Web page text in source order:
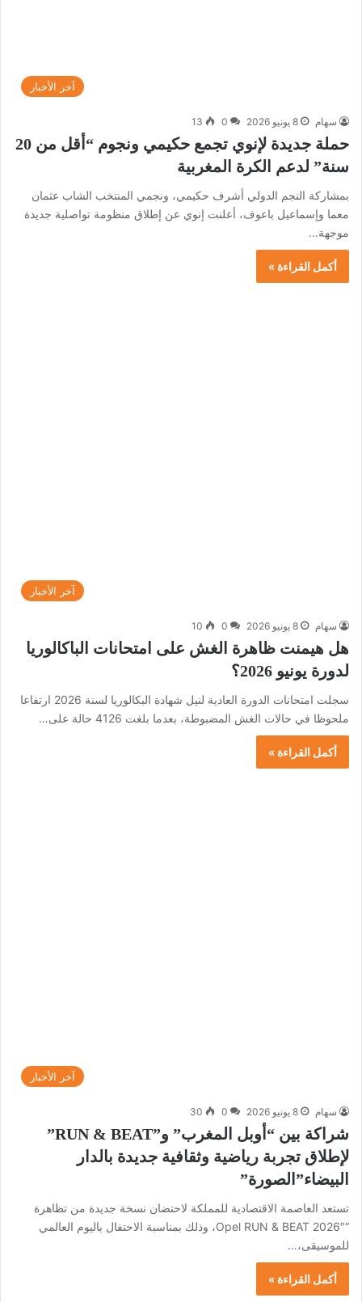
آخر الأخبار
سهام 8 يونيو 2026 0
13
حملة جديدة لإنوي تجمع حكيمي ونجوم “أقل من 20
سنة” لدعم الكرة المغربية
بمشاركة النجم الدولي أشرف حكيمي، ونجمي المنتخب الشاب عثمان
معما وإسماعيل باعوف، أعلنت إنوي عن إطلاق منظومة تواصلية جديدة
موجهة…
أكمل القراءة »
آخر الأخبار
سهام 8 يونيو 2026 0
10
هل هيمنت ظاهرة الغش على امتحانات الباكالوريا
لدورة يونيو 2026؟
سجلت امتحانات الدورة العادية لنيل شهادة البكالوريا لسنة 2026 ارتفاعا
ملحوظا في حالات الغش المضبوطة، بعدما بلغت 4126 حالة على…
أكمل القراءة »
آخر الأخبار
سهام 8 يونيو 2026 0
30
شراكة بين “أوبل المغرب” و”RUN & BEAT”
لإطلاق تجربة رياضية وثقافية جديدة بالدار
البيضاء”الصورة”
تستعد العاصمة الاقتصادية للمملكة لاحتضان نسخة جديدة من تظاهرة
“Opel RUN & BEAT 2026″، وذلك بمناسبة الاحتفال باليوم العالمي
للموسيقى،…
أكمل القراءة »